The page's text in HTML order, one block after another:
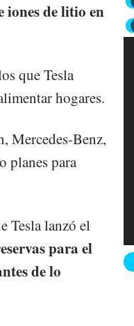
iones de litio en
que Tesla
hogares.
Mercedes-Benz,
planes para
Tesla lanzó el
para el
de lo